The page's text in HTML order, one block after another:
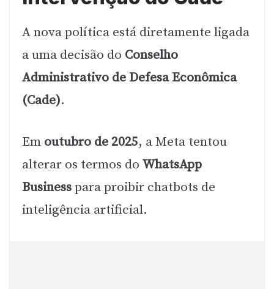
A nova política está diretamente ligada
a uma decisão do Conselho
Administrativo de Defesa Econômica
(Cade).
Em outubro de 2025, a Meta tentou
alterar os termos do WhatsApp
Businesspara proibir chatbots de
inteligência artificial.